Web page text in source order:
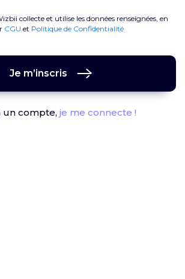
collecte et utilise les données renseignées, en
CGU et Politique de Confidentialité
Je m’inscris
un compte, je me connecte !